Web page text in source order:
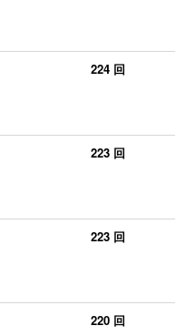
224 回
223 回
223 回
220 回